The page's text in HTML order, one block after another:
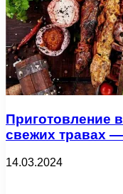
Приготовление
свежих травах
14.03.2024